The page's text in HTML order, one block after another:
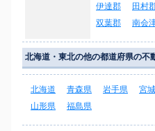
伊達郡
田村
双葉郡
南会
北海道・東北の他の都道府県の不
北海道 青森県 岩手県 宮
山形県
福島県